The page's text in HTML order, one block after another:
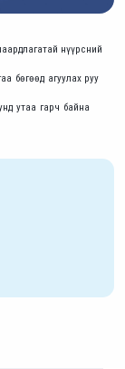
нүүрсний
бөгөөд агуулах руу
утаа гарч байна